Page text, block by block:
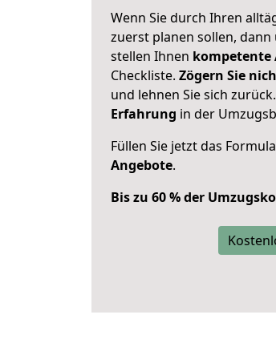
Wenn Sie durch Ihren
zuerst planen sollen,
stellen Ihnen kompetente
Checkliste. Zögern Sie
und lehnen Sie sich zurück.
Erfahrung in der
Füllen Sie jetzt das
Angebote.
Bis zu 60 % der